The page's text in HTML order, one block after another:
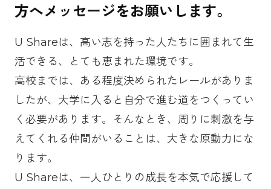
方へメッセージをお願いします。
U Shareは、高い志を持った人たちに囲まれて生
活できる、とても恵まれた環境です。
高校までは、ある程度決められたレールがありま
したが、大学に入ると自分で進む道をつくってい
く必要があります。そんなとき、周りに刺激を与
えてくれる仲間がいることは、大きな原動力にな
ります。
U Shareは、一人ひとりの成長を本気で応援して